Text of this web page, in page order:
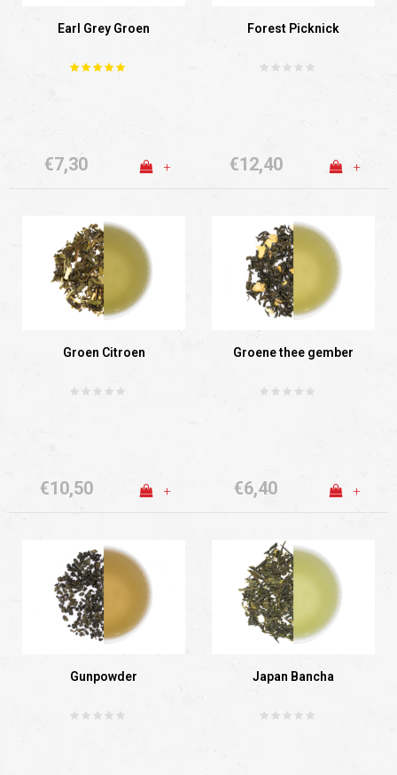
Earl Grey Groen
€7,30 +
Forest Picknick
€12,40 +
Groen Citroen
€10,50 +
Groene thee gember
€6,40 +
Gunpowder Japan Bancha